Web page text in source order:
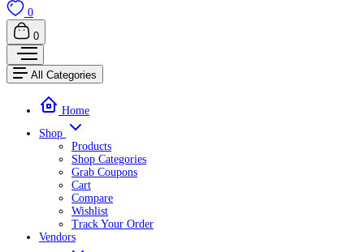
0
0
All Categories
Home
Shop
Products
Shop Categories
Grab Coupons
Cart
Compare
Wishlist
Track Your Order
Vendors